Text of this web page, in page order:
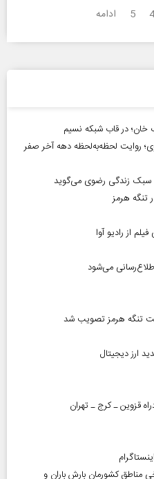
4
5 ادامه
خان؛ در قاب شبکه نسیم
روایت لحظه‌به‌لحظه دهه آخر صفر
سبک زندگی رضوی می‌گوید
هرمز
از رادیو آوا
اطلاع‌رسانی می‌شود
تنگه هرمز تصویب شد
ارز دیجیتال
قزوین ـ کرج ـ تهران
مناطق کشورمان بارش باران و